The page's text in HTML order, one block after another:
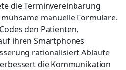
die Terminvereinbarung
manuelle Formulare.
den Patienten,
ihren Smartphones
rationalisiert Abläufe
die Kommunikation